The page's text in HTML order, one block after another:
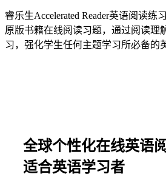
睿乐生Accelerated Reader英语阅读练
原版书籍在线阅读习题，通过阅读理
习，强化学生任何主题学习所必备的
全球个性化在线英语
适合英语学习者